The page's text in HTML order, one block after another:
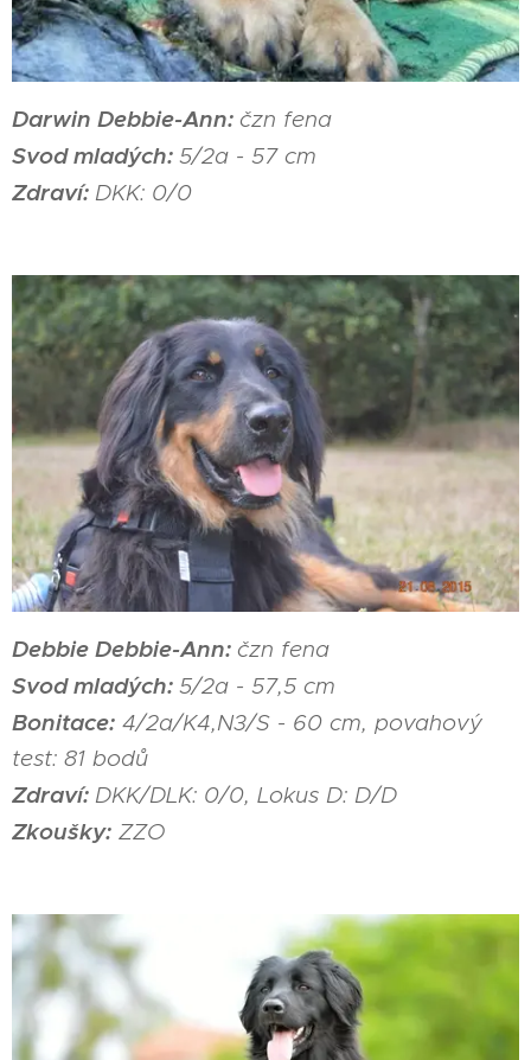
Darwin Debbie-Ann: čzn fena
Svod mladých: 5/2a - 57 cm
Zdraví: DKK: 0/0
Debbie Debbie-Ann: čzn fena
Svod mladých: 5/2a - 57,5 cm
Bonitace: 4/2a/K4,N3/S - 60 cm, povahový
test: 81 bodů
Zdraví: DKK/DLK: 0/0, Lokus D: D/D
Zkoušky: ZZO